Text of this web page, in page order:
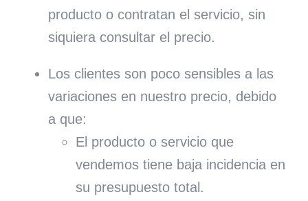
producto o contratan el servicio, sin
siquiera consultar el precio.
Los clientes son poco sensibles a las
variaciones en nuestro precio, debido
a que:
El producto o servicio que
vendemos tiene baja incidencia en
su presupuesto total.